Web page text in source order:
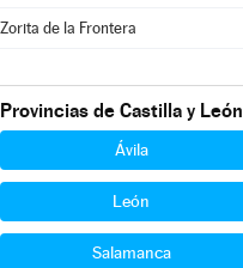
Zorita de la Frontera
Provincias de Castilla y León
Ávila
León
Salamanca